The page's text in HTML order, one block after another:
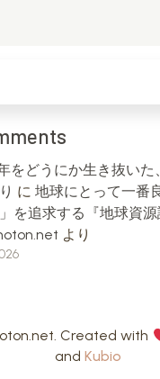
をどうにか生き抜い
に 地球にとって一番
」を追求する『地球資
より
Created with
and Kubio